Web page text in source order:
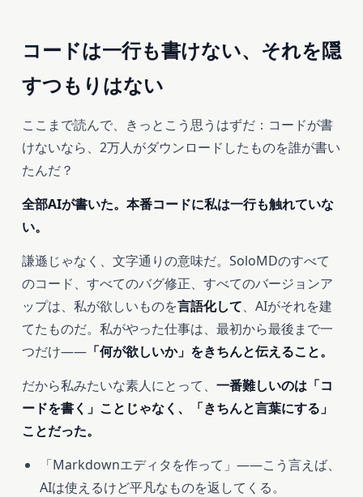
コードは一行も書けない、それを隠
すつもりはない
ここまで読んで、きっとこう思うはずだ：コードが書
けないなら、2万人がダウンロードしたものを誰が書い
たんだ？
全部AIが書いた。本番コードに私は一行も触れていな
い。
謙遜じゃなく、文字通りの意味だ。SoloMDのすべて
のコード、すべてのバグ修正、すべてのバージョンア
ップは、私が欲しいものを言語化して、AIがそれを建
てたものだ。私がやった仕事は、最初から最後まで一
つだけ――「何が欲しいか」をきちんと伝えること。
だから私みたいな素人にとって、 一番難しいのは「コ
ードを書く」ことじゃなく、「きちんと言葉にする」
ことだった。
「Markdownエディタを作って」――こう言えば、
AIは使えるけど平凡なものを返してくる。